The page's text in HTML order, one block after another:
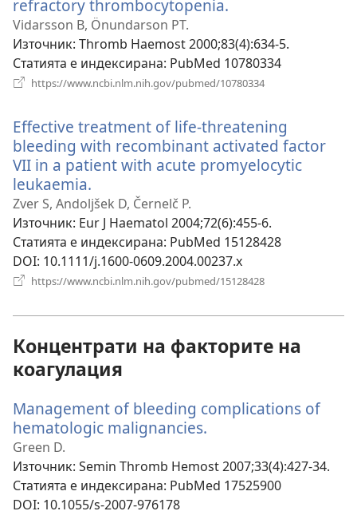
refractory thrombocytopenia.
прозорец)
Vidarsson B, Önundarson PT.
Източник‎: Thromb Haemost 2000;83(4):634-5.
Статията е индексирана‎: PubMed 10780334
https://www.ncbi.nlm.nih.gov/pubmed/10780334
Effective treatment of life-threatening
bleeding with recombinant activated factor
VII in a patient with acute promyelocytic
leukaemia.
нов
прозорец)
Zver S, Andoljšek D, Černelč P.
Източник‎: Eur J Haematol 2004;72(6):455-6.
Статията е индексирана‎: PubMed 15128428
DOI‎: 10.1111/j.1600-0609.2004.00237.x
https://www.ncbi.nlm.nih.gov/pubmed/15128428
Концентрати на факторите на
коагулация
Management of bleeding complications of
hematologic malignancies.
прозорец)
Green D.
Източник‎: Semin Thromb Hemost 2007;33(4):427-34.
Статията е индексирана‎: PubMed 17525900
DOI‎: 10.1055/s-2007-976178